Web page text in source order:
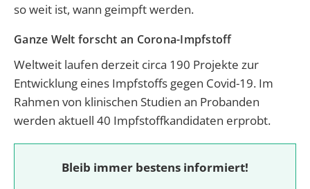
so weit ist, wann geimpft werden.
Ganze Welt forscht an Corona-Impfstoff
Weltweit laufen derzeit circa 190 Projekte zur
Entwicklung eines Impfstoffs gegen Covid-19. Im
Rahmen von klinischen Studien an Probanden
werden aktuell 40 Impfstoffkandidaten erprobt.
Bleib immer bestens informiert!